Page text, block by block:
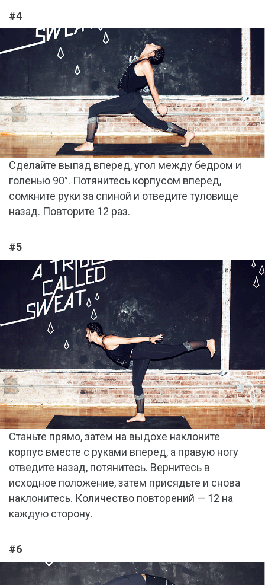
#4
Сделайте выпад вперед, угол между бедром и
голенью 90°. Потянитесь корпусом вперед,
сомкните руки за спиной и отведите туловище
назад. Повторите 12 раз.
#5
Станьте прямо, затем на выдохе наклоните
корпус вместе с руками вперед, а правую ногу
отведите назад, потянитесь. Вернитесь в
исходное положение, затем присядьте и снова
наклонитесь. Количество повторений — 12 на
каждую сторону.
#6